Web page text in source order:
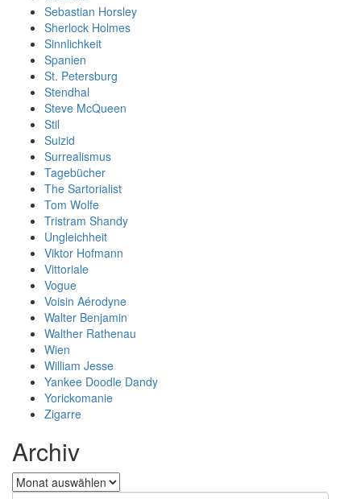
Sebastian Horsley
Sherlock Holmes
Sinnlichkeit
Spanien
St. Petersburg
Stendhal
Steve McQueen
Stil
Suizid
Surrealismus
Tagebücher
The Sartorialist
Tom Wolfe
Tristram Shandy
Ungleichheit
Viktor Hofmann
Vittoriale
Vogue
Voisin Aérodyne
Walter Benjamin
Walther Rathenau
Wien
William Jesse
Yankee Doodle Dandy
Yorickomanie
Zigarre
Archiv
Archiv